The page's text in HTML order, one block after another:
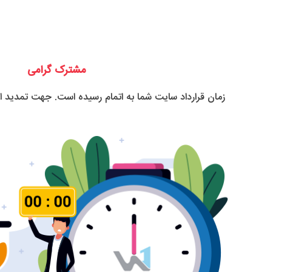
مشترک گرامی
زمان قرارداد سایت شما به اتمام رسیده است. جهت تمدید